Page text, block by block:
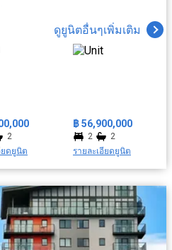
วกครบครัน อาทิ ระบบรักษาความ
ว่ายน้ำ เดินทางสะดวกด้วยใกล้
ะดวกสบายใกล้สถาที่สำคัญ ยกยอ
ฯลฯ
ดูยูนิตอื่นๆเพิ่มเติม
2
ยดยูนิต
฿ 56,900,000
2
2
รายละเอียดยูนิต